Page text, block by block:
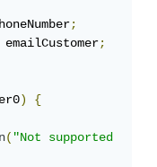
;
emailCustomer;
)
{
("Not supported